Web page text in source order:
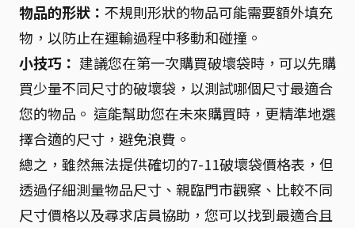
物品的形狀： 不規則形狀的物品可能需要額外填充
物，以防止在運輸過程中移動和碰撞。
小技巧： 建議您在第一次購買破壞袋時，可以先購
買少量不同尺寸的破壞袋，以測試哪個尺寸最適合
您的物品。 這能幫助您在未來購買時，更精準地選
擇合適的尺寸，避免浪費。
總之，雖然無法提供確切的7-11破壞袋價格表，但
透過仔細測量物品尺寸、親臨門市觀察、比較不同
尺寸價格以及尋求店員協助，您可以找到最適合且